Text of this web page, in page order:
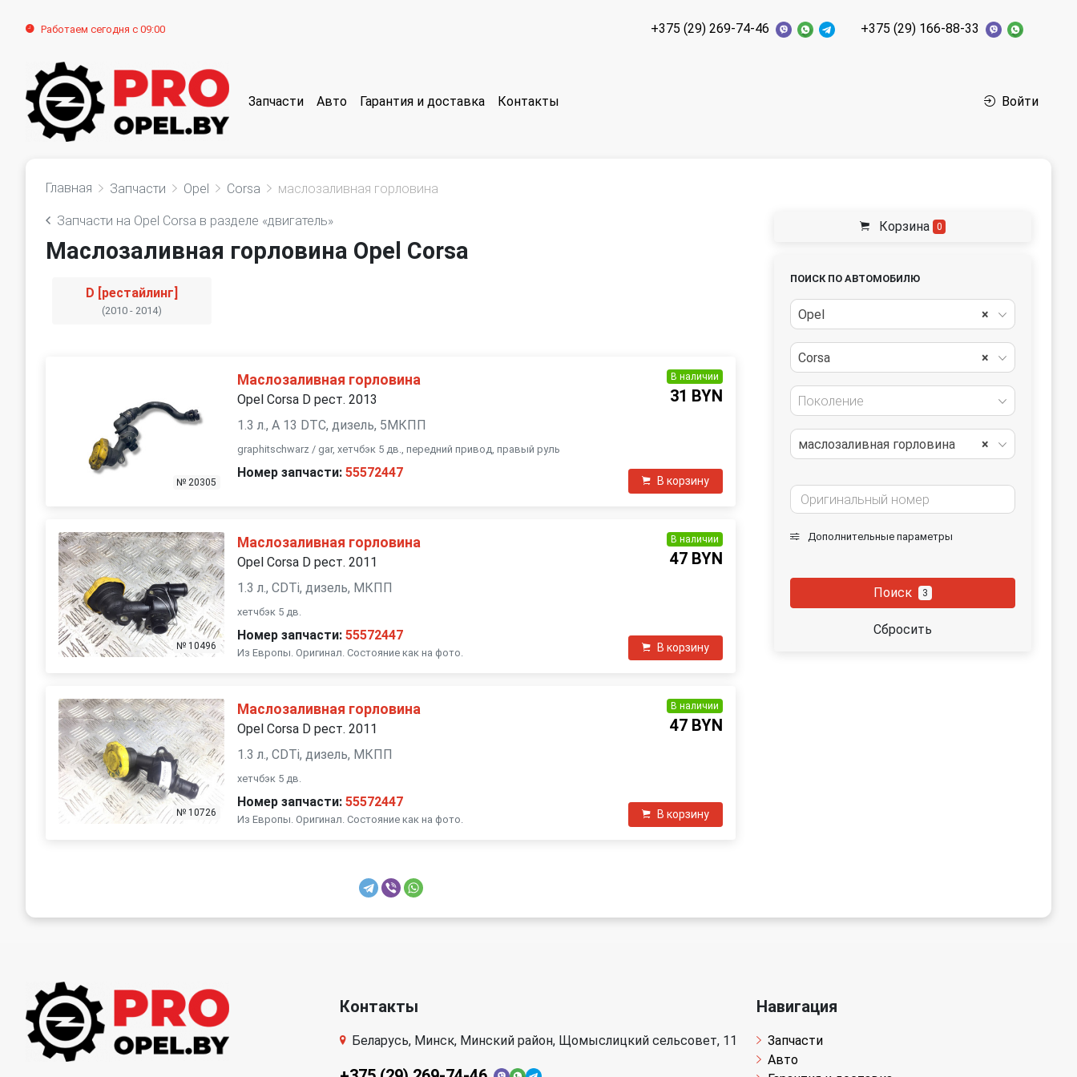
Работаем сегодня с 09:00 +375 (29) 269-74-46 +375 (29) 166-88-33
Запчасти Авто Гарантия и доставка Контакты Войти
Главная Запчасти Opel Corsa маслозаливная горловина
Запчасти на Opel Corsa в разделе «двигатель»
Маслозаливная горловина Opel Corsa
D [рестайлинг]
(2010 - 2014)
№ 20305
Маслозаливная горловина
Opel Corsa D рест. 2013
1.3 л., A 13 DTC, дизель, 5МКПП
graphitschwarz / gar, хетчбэк 5 дв., передний привод, правый руль
Номер запчасти: 55572447
В наличии
31 BYN
В корзину
№ 10496
Маслозаливная горловина
Opel Corsa D рест. 2011
1.3 л., CDTi, дизель, МКПП
хетчбэк 5 дв.
Номер запчасти: 55572447
Из Европы. Оригинал. Состояние как на фото.
В наличии
47 BYN
В корзину
№ 10726
Маслозаливная горловина
Opel Corsa D рест. 2011
1.3 л., CDTi, дизель, МКПП
хетчбэк 5 дв.
Номер запчасти: 55572447
Из Европы. Оригинал. Состояние как на фото.
В наличии
47 BYN
В корзину
Корзина 0
ПОИСК ПО АВТОМОБИЛЮ
×
Opel
×
Corsa
Поколение
×
маслозаливная горловина
Дополнительные параметры
Поиск 3
Сбросить
Контакты
Беларусь, Минск, Минский район, Щомыслицкий сельсовет, 11
Навигация
Запчасти
Авто